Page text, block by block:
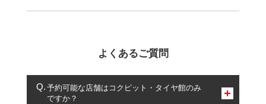
よくあるご質問
予約可能な店舗はコクピット・タイヤ館のみ
ですか？